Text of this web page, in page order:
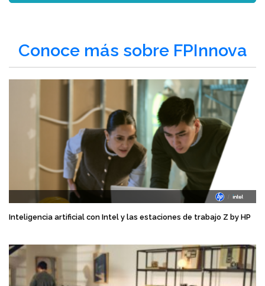
Conoce más sobre FPInnova
Inteligencia artificial con Intel y las estaciones de trabajo Z by HP